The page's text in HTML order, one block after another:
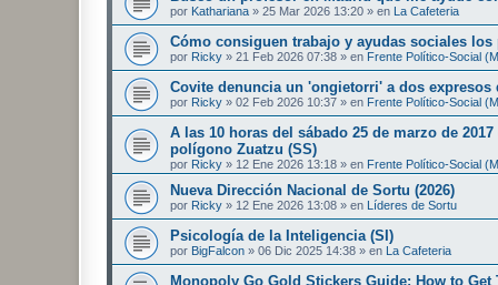
por Kathariana » 25 Mar 2026 13:20 » en La Cafeteria
Cómo consiguen trabajo y ayudas sociales los
por Ricky » 21 Feb 2026 07:38 » en Frente Político-Social
Covite denuncia un 'ongietorri' a dos expresos
por Ricky » 02 Feb 2026 10:37 » en Frente Político-Social
A las 10 horas del sábado 25 de marzo de
polígono Zuatzu (SS)
por Ricky » 12 Ene 2026 13:18 » en Frente Político-Social
Nueva Dirección Nacional de Sortu (2026)
por Ricky » 12 Ene 2026 13:08 » en Líderes de Sortu
Psicología de la Inteligencia (SI)
por BigFalcon » 06 Dic 2025 14:38 » en La Cafeteria
Monopoly Go Gold Stickers Guide: How to